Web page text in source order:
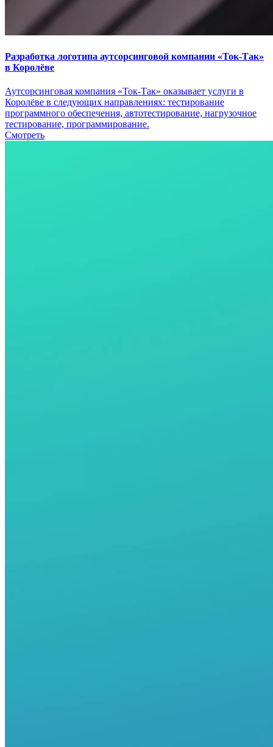
Разработка логотипа аутсорсинговой компании «Ток-Так»
в Королёве
Аутсорсинговая компания «Ток-Так» оказывает услуги в
Королёве в следующих направлениях: тестирование
программного обеспечения, автотестирование, нагрузочное
тестирование, программирование.
Смотреть